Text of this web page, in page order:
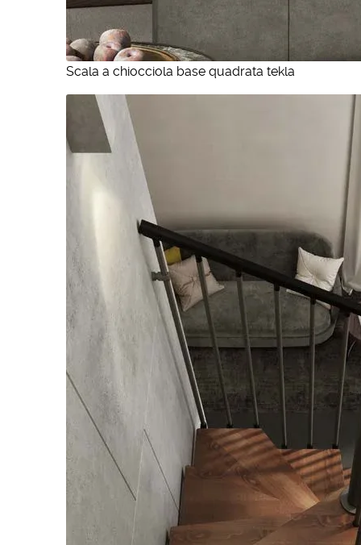
Scala a chiocciola base quadrata tekla